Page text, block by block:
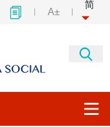
A±
简